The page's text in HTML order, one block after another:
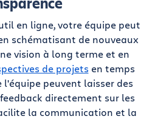
en ligne, votre équipe peut
schématisant de nouveaux
vision à long terme et en
de projets en temps
l'équipe peuvent laisser des
directement sur les
la communication et la